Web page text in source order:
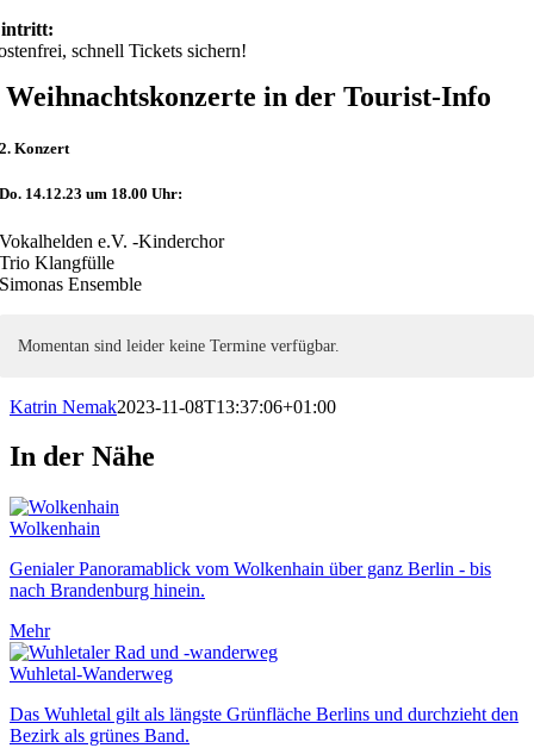
schnell Tickets sichern!
Weihnachtskonzerte in der Tourist-Info
2. Konzert
Do. 14.12.23 um 18.00 Uhr:
Vokalhelden e.V. -Kinderchor
Trio Klangfülle
Simonas Ensemble
Momentan sind leider keine Termine verfügbar.
Katrin Nemak2023-11-08T13:37:06+01:00
In der Nähe
Wolkenhain
Genialer Panoramablick vom Wolkenhain über ganz Berlin - bis
nach Brandenburg hinein.
Mehr
Wuhletal-Wanderweg
Das Wuhletal gilt als längste Grünfläche Berlins und durchzieht den
Bezirk als grünes Band.